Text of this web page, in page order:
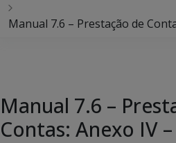
Manual 7.6 – Prestação de
Manual 7.6 –
Contas: Anexo IV